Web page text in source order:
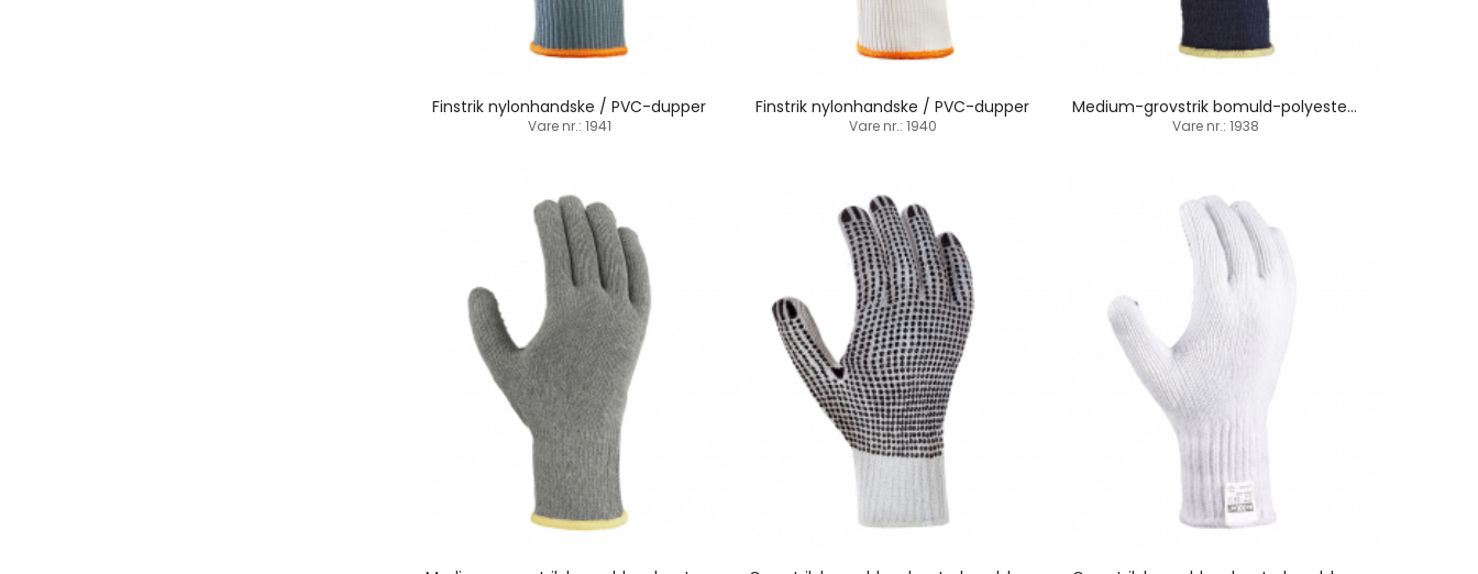
Finstrik nylonhandske / PVC-dupper
Vare nr.: 1941
Finstrik nylonhandske / PVC-dupper
Vare nr.: 1940
Medium-grovstrik bomuld-polyesterhandske / PVC-dupper
Vare nr.: 1938